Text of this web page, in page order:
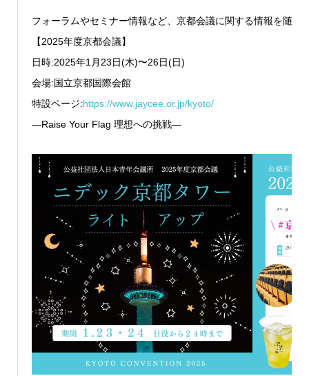
フォーラムやセミナー情報など、京都会議に関する情報を随
【2025年度京都会議】
日時:2025年1月23日(木)〜26日(日)
会場:国立京都国際会館
特設ページ:https://www.jaycee.or.jp/kyoto/
—Raise Your Flag 理想への挑戦—